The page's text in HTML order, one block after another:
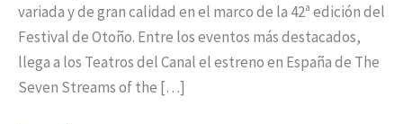
variada y de gran calidad en el marco de la 42ª edición del
Festival de Otoño. Entre los eventos más destacados,
llega a los Teatros del Canal el estreno en España de The
Seven Streams of the […]
Festival
de
Otoño